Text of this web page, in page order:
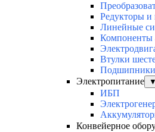
Редукторы и
Линейные
Компоненты
Втулки
Подшипники
Электропитание
▼
ИБП
Конвейерное